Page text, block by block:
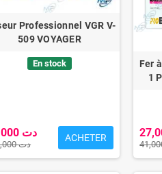
Professionnel VGR V-
509 VOYAGER
En stock
55,000 دت
120,000 دت
ACHETER
Fer
1